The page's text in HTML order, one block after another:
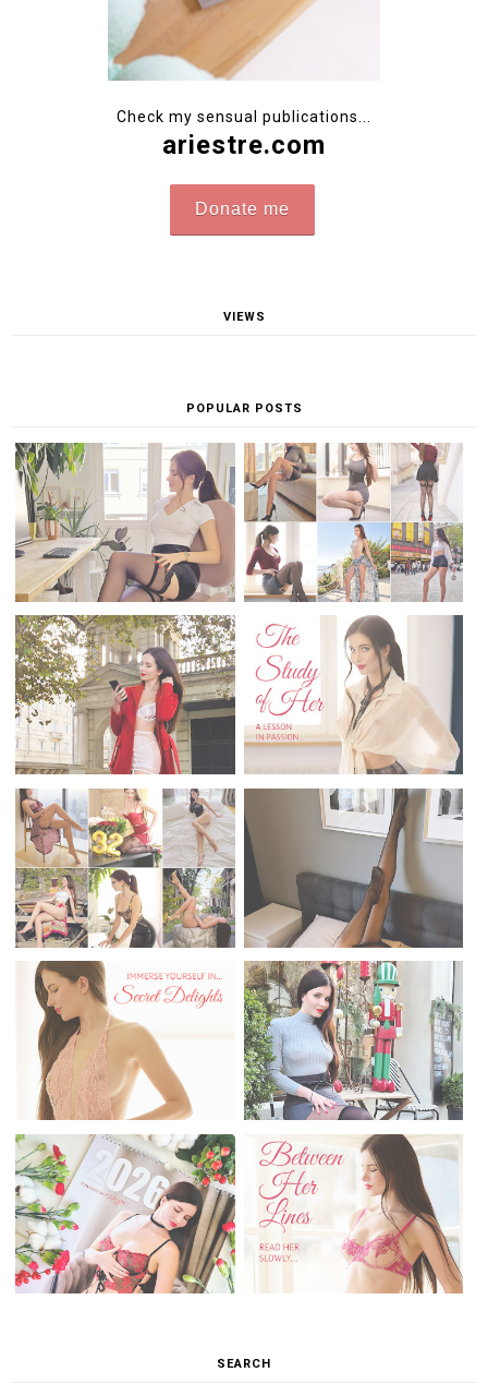
Check my sensual publications...
ariestre.com
Donate me
VIEWS
POPULAR POSTS
SEARCH